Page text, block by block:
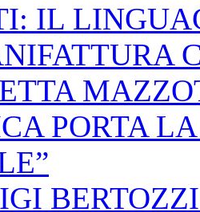
IL
PORTA